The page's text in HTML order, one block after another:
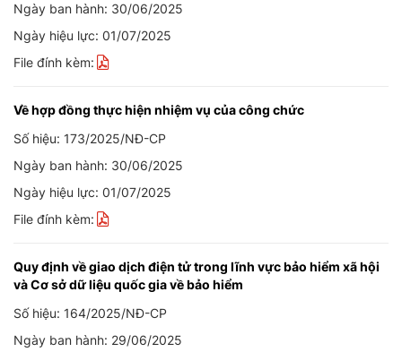
Ngày ban hành: 30/06/2025
Ngày hiệu lực: 01/07/2025
File đính kèm:
Về hợp đồng thực hiện nhiệm vụ của công chức
Số hiệu: 173/2025/NĐ-CP
Ngày ban hành: 30/06/2025
Ngày hiệu lực: 01/07/2025
File đính kèm:
Quy định về giao dịch điện tử trong lĩnh vực bảo hiểm xã hội
và Cơ sở dữ liệu quốc gia về bảo hiểm
Số hiệu: 164/2025/NĐ-CP
Ngày ban hành: 29/06/2025